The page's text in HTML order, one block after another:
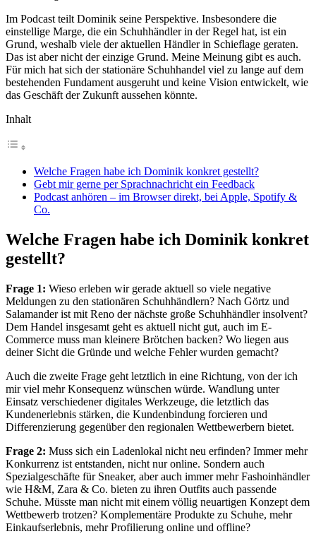
Im Podcast teilt Dominik seine Perspektive. Insbesondere die
einstellige Marge, die ein Schuhhändler in der Regel hat, ist ein
Grund, weshalb viele der aktuellen Händler in Schieflage geraten.
Das ist aber nicht der einzige Grund. Meine Meinung gibt es auch.
Für mich hat sich der stationäre Schuhhandel viel zu lange auf dem
bestehenden Fundament ausgeruht und keine Vision entwickelt, wie
das Geschäft der Zukunft aussehen könnte.
Inhalt
Welche Fragen habe ich Dominik konkret gestellt?
Gebt mir gerne per Sprachnachricht ein Feedback
Podcast anhören – im Browser direkt, bei Apple, Spotify &
Co.
Welche Fragen habe ich Dominik konkret
gestellt?
Frage 1: Wieso erleben wir gerade aktuell so viele negative
Meldungen zu den stationären Schuhhändlern? Nach Görtz und
Salamander ist mit Reno der nächste große Schuhhändler insolvent?
Dem Handel insgesamt geht es aktuell nicht gut, auch im E-
Commerce muss man kleinere Brötchen backen? Wo liegen aus
deiner Sicht die Gründe und welche Fehler wurden gemacht?
Auch die zweite Frage geht letztlich in eine Richtung, von der ich
mir viel mehr Konsequenz wünschen würde. Wandlung unter
Einsatz verschiedener digitales Werkzeuge, die letztlich das
Kundenerlebnis stärken, die Kundenbindung forcieren und
Differenzierung gegenüber den regionalen Wettbewerbern bietet.
Frage 2: Muss sich ein Ladenlokal nicht neu erfinden? Immer mehr
Konkurrenz ist entstanden, nicht nur online. Sondern auch
Spezialgeschäfte für Sneaker, aber auch immer mehr Fashoinhändler
wie H&M, Zara & Co. bieten zu ihren Outfits auch passende
Schuhe. Müsste man nicht mit einem völlig neuartigen Konzept dem
Wettbewerb trotzen? Komplementäre Produkte zu Schuhe, mehr
Einkaufserlebnis, mehr Profilierung online und offline?